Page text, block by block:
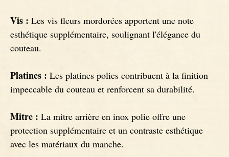
Vis : Les vis fleurs mordorées apportent une note
esthétique supplémentaire, soulignant l'élégance du
couteau.
Platines : Les platines polies contribuent à la finition
impeccable du couteau et renforcent sa durabilité.
Mitre : La mitre arrière en inox polie offre une
protection supplémentaire et un contraste esthétique
avec les matériaux du manche.